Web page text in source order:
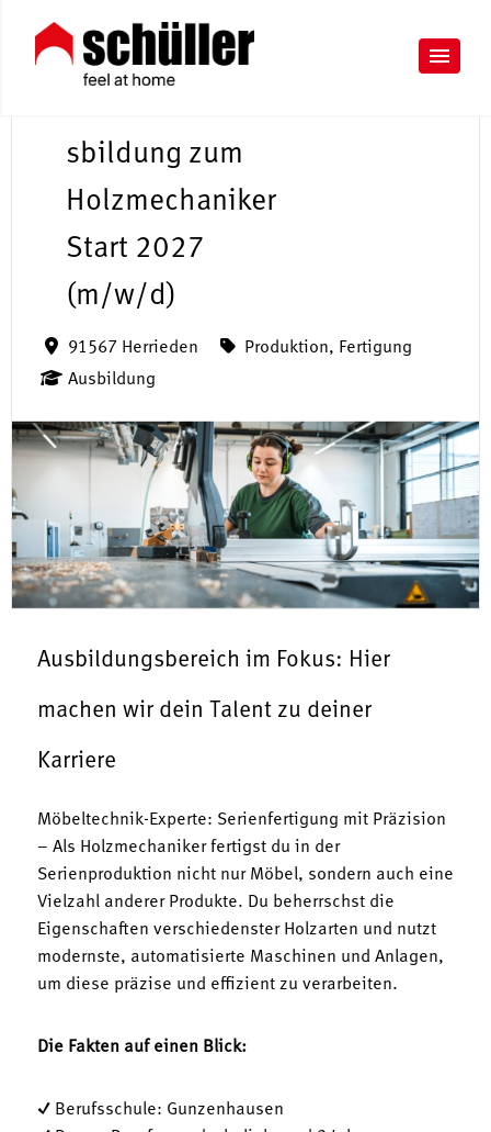
sbildung zum
Holzmechaniker
Start 2027
(m/w/d)
91567 Herrieden
Ausbildung
Produktion, Fertigung
Ausbildungsbereich im Fokus: Hier
machen wir dein Talent zu deiner
Karriere
Möbeltechnik-Experte: Serienfertigung mit Präzision
– Als Holzmechaniker fertigst du in der
Serienproduktion nicht nur Möbel, sondern auch eine
Vielzahl anderer Produkte. Du beherrschst die
Eigenschaften verschiedenster Holzarten und nutzt
modernste, automatisierte Maschinen und Anlagen,
um diese präzise und effizient zu verarbeiten.
Die Fakten auf einen Blick:
✓ Berufsschule: Gunzenhausen